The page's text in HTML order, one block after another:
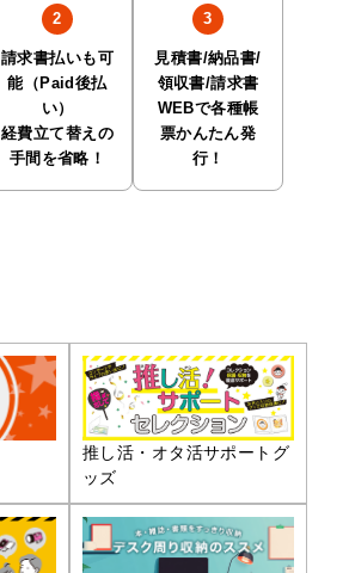
請求書払いも可
能（Paid後払
い）
経費立て替えの
手間を省略！
見積書/納品書/
領収書/請求書
WEBで各種帳
票かんたん発
行！
推し活・オタ活サポートグ
ッズ